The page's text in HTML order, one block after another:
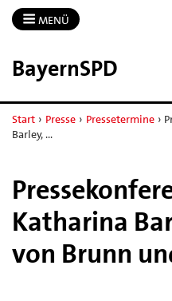
MENÜ
BayernSPD
Start › Presse › Pressetermine ›
Barley, …
Katharina
von Brunn